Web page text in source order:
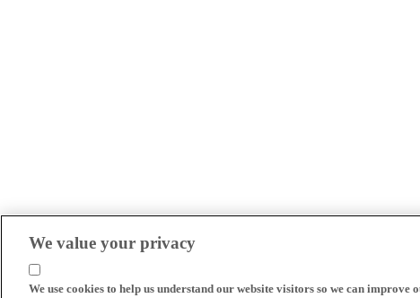
We value your privacy
We use cookies to help us understand our website visitors so we can improve